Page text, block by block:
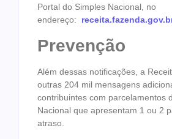
Portal do Simples Nacional, no
endereço:
Prevenção
Além dessas notificações, a
outras 204 mil mensagens
contribuintes com parcelamentos
Nacional que apresentam 1 ou 2
atraso.